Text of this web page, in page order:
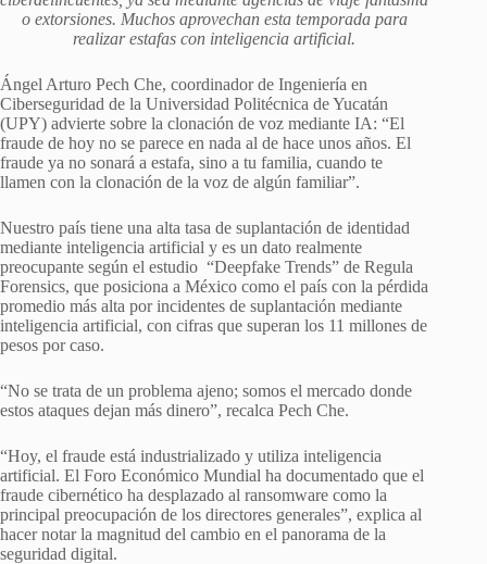
o extorsiones. Muchos aprovechan esta temporada para
realizar estafas con inteligencia artificial.
Ángel Arturo Pech Che, coordinador de Ingeniería en
Ciberseguridad de la Universidad Politécnica de Yucatán
(UPY) advierte sobre la clonación de voz mediante IA: “El
fraude de hoy no se parece en nada al de hace unos años. El
fraude ya no sonará a estafa, sino a tu familia, cuando te
llamen con la clonación de la voz de algún familiar”.
Nuestro país tiene una alta tasa de suplantación de identidad
mediante inteligencia artificial y es un dato realmente
preocupante según el estudio “Deepfake Trends” de Regula
Forensics, que posiciona a México como el país con la pérdida
promedio más alta por incidentes de suplantación mediante
inteligencia artificial, con cifras que superan los 11 millones de
pesos por caso.
“No se trata de un problema ajeno; somos el mercado donde
estos ataques dejan más dinero”, recalca Pech Che.
“Hoy, el fraude está industrializado y utiliza inteligencia
artificial. El Foro Económico Mundial ha documentado que el
fraude cibernético ha desplazado al ransomware como la
principal preocupación de los directores generales”, explica al
hacer notar la magnitud del cambio en el panorama de la
seguridad digital.